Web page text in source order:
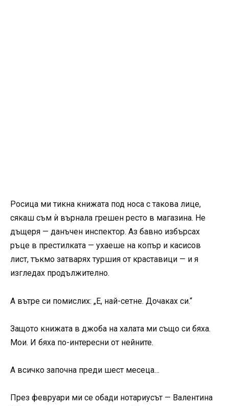
Росица ми тикна книжата под носа с такова лице,
сякаш съм ѝ върнала грешен ресто в магазина. Не
дъщеря — данъчен инспектор. Аз бавно избърсах
ръце в престилката — ухаеше на копър и касисов
лист, тъкмо затварях туршия от краставици — и я
изгледах продължително.
А вътре си помислих: „Е, най-сетне. Дочаках си.“
Защото книжата в джоба на халата ми също си бяха.
Мои. И бяха по-интересни от нейните.
А всичко започна преди шест месеца…
През февруари ми се обади нотариусът — Валентина